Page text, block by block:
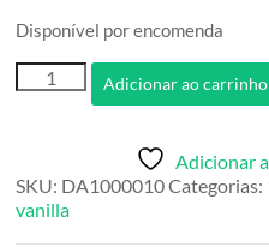
Disponível por encomenda
Difusor
Floresta
quantidade
Adicionar ao carrinho
Adicionar
SKU: DA1000010Categorias:
vanilla